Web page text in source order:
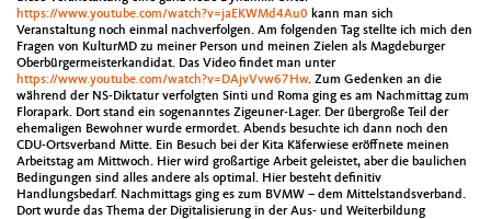
https://www.youtube.com/watch?v=jaEKWMd4Au0 kann man sich
Veranstaltung noch einmal nachverfolgen. Am folgenden Tag stellte ich mich den
Fragen von KulturMD zu meiner Person und meinen Zielen als Magdeburger
Oberbürgermeisterkandidat. Das Video findet man unter
https://www.youtube.com/watch?v=DAjvVvw67Hw. Zum Gedenken an die
während der NS-Diktatur verfolgten Sinti und Roma ging es am Nachmittag zum
Florapark. Dort stand ein sogenanntes Zigeuner-Lager. Der übergroße Teil der
ehemaligen Bewohner wurde ermordet. Abends besuchte ich dann noch den
CDU-Ortsverband Mitte. Ein Besuch bei der Kita Käferwiese eröffnete meinen
Arbeitstag am Mittwoch. Hier wird großartige Arbeit geleistet, aber die baulichen
Bedingungen sind alles andere als optimal. Hier besteht definitiv
Handlungsbedarf. Nachmittags ging es zum BVMW – dem Mittelstandsverband.
Dort wurde das Thema der Digitalisierung in der Aus- und Weiterbildung